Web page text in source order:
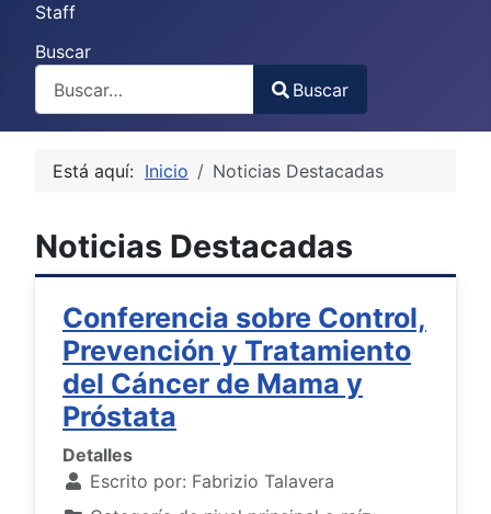
Staff
Buscar
Type 2 or more characters for results.
Buscar
Está aquí: Inicio Noticias Destacadas
Noticias Destacadas
Conferencia sobre Control,
Prevención y Tratamiento
del Cáncer de Mama y
Próstata
Detalles
Escrito por: Fabrizio Talavera